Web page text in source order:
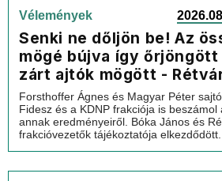
Vélemények
Senki ne dőljön be! Az
mögé bújva így
zárt ajtók mögött -
Forsthoffer Ágnes és Magyar Péter
Fidesz és a KDNP frakciója is beszámol
annak eredményeiről. Bóka János és
frakcióvezetők tájékoztatója elkezdődött.